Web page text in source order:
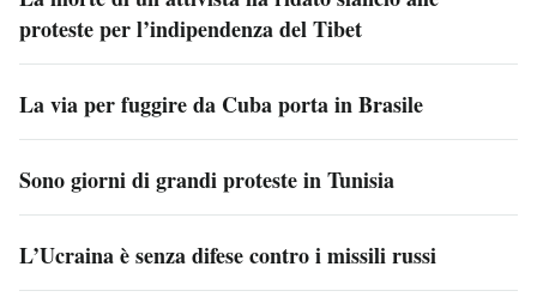
proteste per l’indipendenza del Tibet
La via per fuggire da Cuba porta in Brasile
Sono giorni di grandi proteste in Tunisia
L’Ucraina è senza difese contro i missili russi